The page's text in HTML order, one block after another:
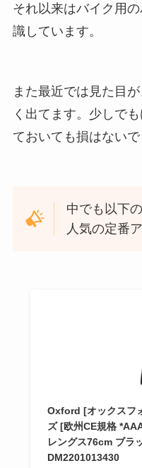
それ以来はバイク用
識しています。
また最近では見た目
く出てます。少しで
ておいても損はないで
中でも以下
人気の定番
Oxford [オックスフ
ズ [欧州CE規格
レングス76cm ブラ
DM2201013430